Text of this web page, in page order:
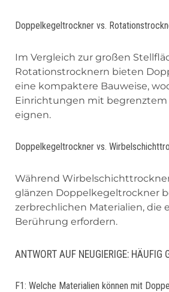
Doppelkegeltrockner vs.
Im Vergleich zur großen
Rotationstrocknern bieten
eine kompaktere Bauweise,
Einrichtungen mit begrenztem
eignen.
Doppelkegeltrockner vs.
Während
glänzen Doppelkegeltrockner
zerbrechlichen Materialien, die
Berührung erfordern.
ANTWORT AUF NEUGIERIGE: HÄUFIG
F1: Welche Materialien können mit